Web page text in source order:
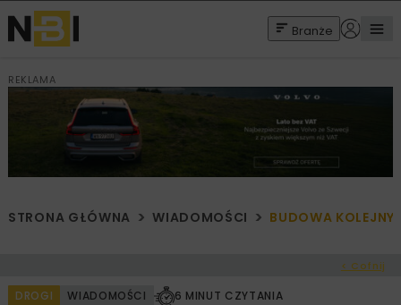
Branże
REKLAMA
STRONA GŁÓWNA WIADOMOŚCI BUDOWA
< Cofnij
DROGI WIADOMOŚCI 6 MINUT CZYTANIA